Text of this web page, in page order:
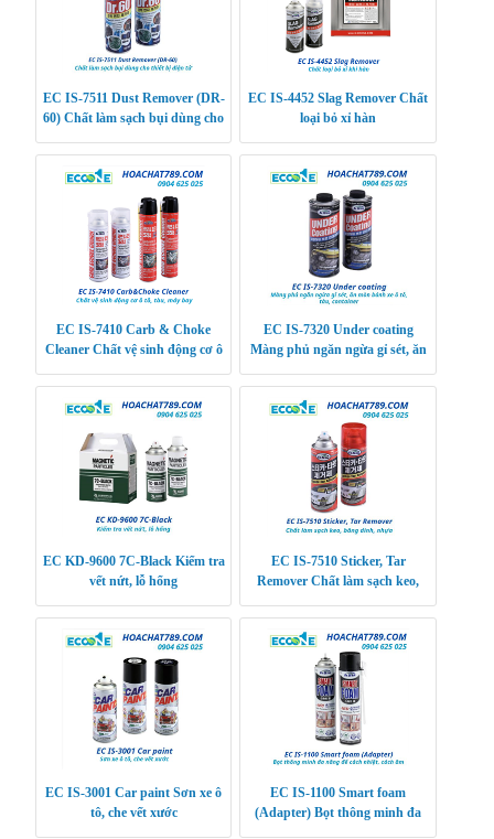
EC IS-7511 Dust Remover (DR-
60) Chất làm sạch bụi dùng cho
EC IS-4452 Slag Remover Chất
loại bỏ xỉ hàn
EC IS-7410 Carb & Choke
Cleaner Chất vệ sinh động cơ ô
EC IS-7320 Under coating
Màng phủ ngăn ngừa gỉ sét, ăn
EC KD-9600 7C-Black Kiểm tra
vết nứt, lỗ hổng
EC IS-7510 Sticker, Tar
Remover Chất làm sạch keo,
su, sơn, vết vân t
EC IS-3001 Car paint Sơn xe ô
tô, che vết xước
EC IS-1100 Smart foam
(Adapter) Bọt thông minh đa